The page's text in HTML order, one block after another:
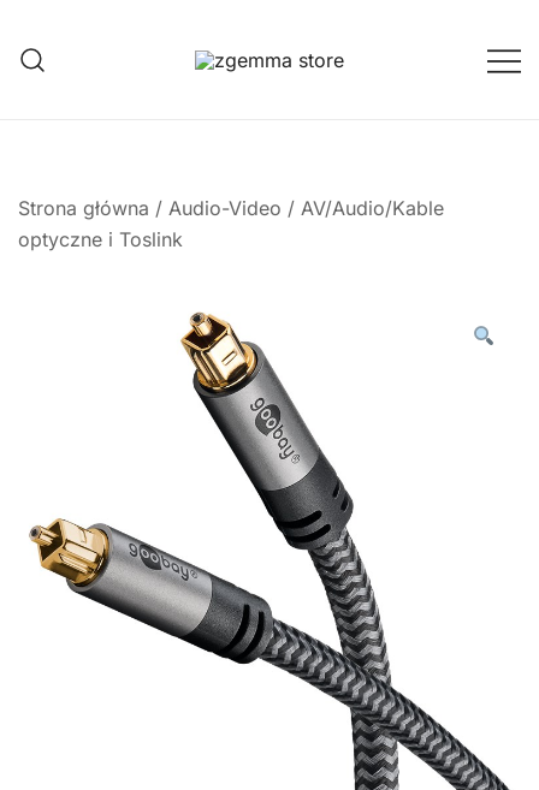
treści
Strona główna / Audio-Video / AV/Audio/Kable
optyczne i Toslink